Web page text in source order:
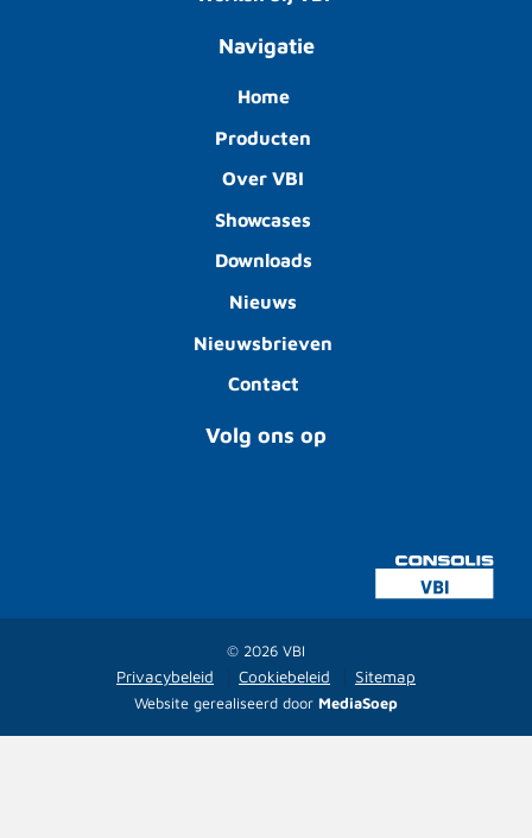
Navigatie
Home
Producten
Over VBI
Showcases
Downloads
Nieuws
Nieuwsbrieven
Contact
Volg ons op
© 2026 VBI
Privacybeleid Cookiebeleid Sitemap
Website gerealiseerd door MediaSoep